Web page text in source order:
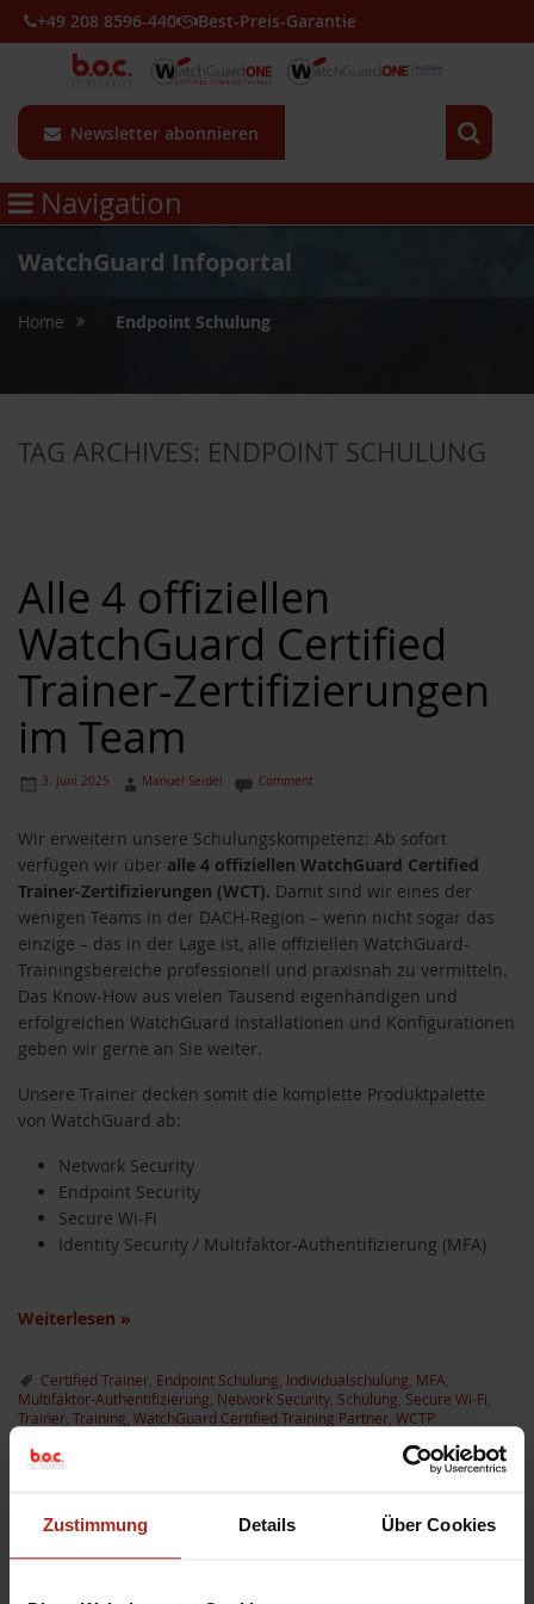
Zustimmung Details Über Cookies
Newsletter abonnieren
+49 208 8596-440 Best-Preis-Garantie
Navigation
WatchGuard Infoportal
Home Endpoint Schulung
TAG ARCHIVES: ENDPOINT SCHULUNG
Alle 4 offiziellen
WatchGuard Certified
Trainer-Zertifizierungen
im Team
3. Juni 2025 Manuel Seidel Comment
Wir erweitern unsere Schulungskompetenz: Ab sofort
verfügen wir über alle 4 offiziellen WatchGuard Certified
Trainer-Zertifizierungen (WCT). Damit sind wir eines der
wenigen Teams in der DACH-Region – wenn nicht sogar das
einzige – das in der Lage ist, alle offiziellen WatchGuard-
Trainingsbereiche professionell und praxisnah zu vermitteln.
Das Know-How aus vielen Tausend eigenhändigen und
erfolgreichen WatchGuard Installationen und Konfigurationen
geben wir gerne an Sie weiter.
Unsere Trainer decken somit die komplette Produktpalette
von WatchGuard ab:
Network Security
Endpoint Security
Secure Wi-Fi
Identity Security / Multifaktor-Authentifizierung (MFA)
Weiterlesen »
Certified Trainer Endpoint Schulung Individualschulung MFA
Multifaktor-Authentifizierung Network Security Schulung Secure Wi-Fi
Trainer Training WatchGuard Certified Training Partner WCTP
Neu: Endpoint Security